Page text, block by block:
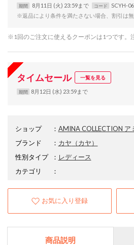
期間 8月11日 (火) 23:59まで コード
SCYH-
※返品により条件を満たさない場合、割引は
※1回のご注文に使えるクーポンは1つです。
タイムセール 一覧を見る
期間 8月12日 (水) 23:59まで
ショップ ： AMINA COLLECTION ア
ブランド
： カヤ （カヤ）
性別タイプ
： レディース
カテゴリ
：
お気に入り登録
商品説明